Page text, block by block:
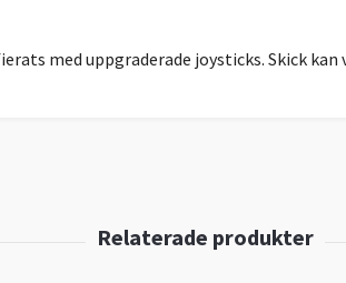
med uppgraderade joysticks. Skick